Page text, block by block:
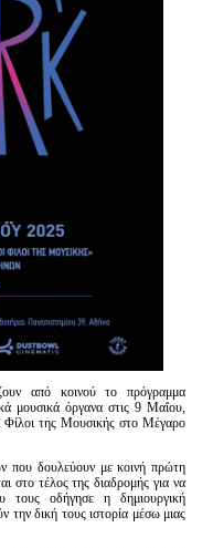
από κοινού το πρόγραμμα
μουσικά όργανα στις 9 Μαΐου,
Φίλοι της Μουσικής στο Μέγαρο
που δουλεύουν με κοινή πρώτη
στο τέλος της διαδρομής για να
τους οδήγησε η δημιουργική
την δική τους ιστορία μέσω μιας